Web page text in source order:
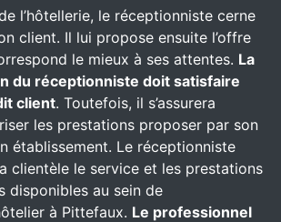
l’hôtellerie, le réceptionniste cerne
client. Il lui propose ensuite l’offre
le mieux à ses attentes. La
du réceptionniste doit satisfaire
client. Toutefois, il s’assurera
les prestations proposer par son
établissement. Le réceptionniste
clientèle le service et les prestations
disponibles au sein de
à Pittefaux. Le professionnel